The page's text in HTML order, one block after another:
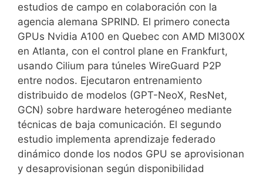
estudios de campo en colaboración con la
agencia alemana SPRIND. El primero conecta
GPUs Nvidia A100 en Quebec con AMD MI300X
en Atlanta, con el control plane en Frankfurt,
usando Cilium para túneles WireGuard P2P
entre nodos. Ejecutaron entrenamiento
distribuido de modelos (GPT-NeoX, ResNet,
GCN) sobre hardware heterogéneo mediante
técnicas de baja comunicación. El segundo
estudio implementa aprendizaje federado
dinámico donde los nodos GPU se aprovisionan
y desaprovisionan según disponibilidad